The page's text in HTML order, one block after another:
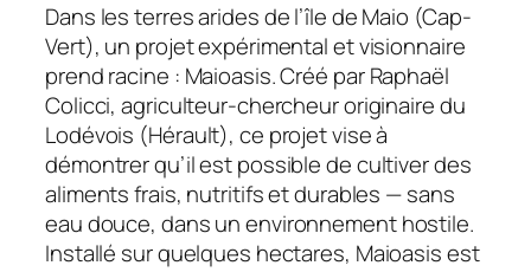
Dans les terres arides de l’île de Maio (Cap-
Vert), un projet expérimental et visionnaire
prend racine : Maioasis. Créé par Raphaël
Colicci, agriculteur-chercheur originaire du
Lodévois (Hérault), ce projet vise à
démontrer qu’il est possible de cultiver des
aliments frais, nutritifs et durables — sans
eau douce, dans un environnement hostile.
Installé sur quelques hectares, Maioasis est